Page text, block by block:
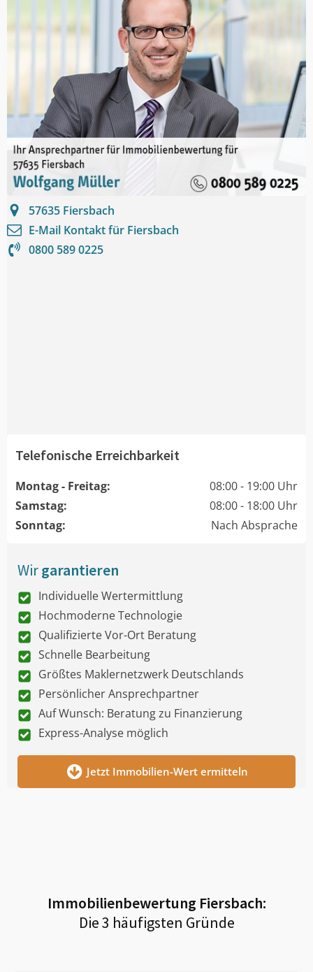
57635 Fiersbach
E-Mail Kontakt für Fiersbach
0800 589 0225
Telefonische Erreichbarkeit
Montag - Freitag:
08:00 - 19:00 Uhr
Samstag:
08:00 - 18:00 Uhr
Sonntag:
Nach Absprache
Wirgarantieren
Individuelle Wertermittlung
Hochmoderne Technologie
Qualifizierte Vor-Ort Beratung
Schnelle Bearbeitung
Größtes Maklernetzwerk Deutschlands
Persönlicher Ansprechpartner
Auf Wunsch: Beratung zu Finanzierung
Express-Analyse möglich
Jetzt Immobilien-Wert ermitteln
Immobilienbewertung Fiersbach:
Die 3 häufigsten Gründe